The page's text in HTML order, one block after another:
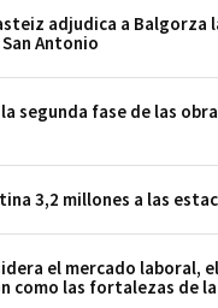
adjudica a Balgorza
Antonio
segunda fase de las
3,2 millones a las
el mercado laboral,
como las fortalezas de